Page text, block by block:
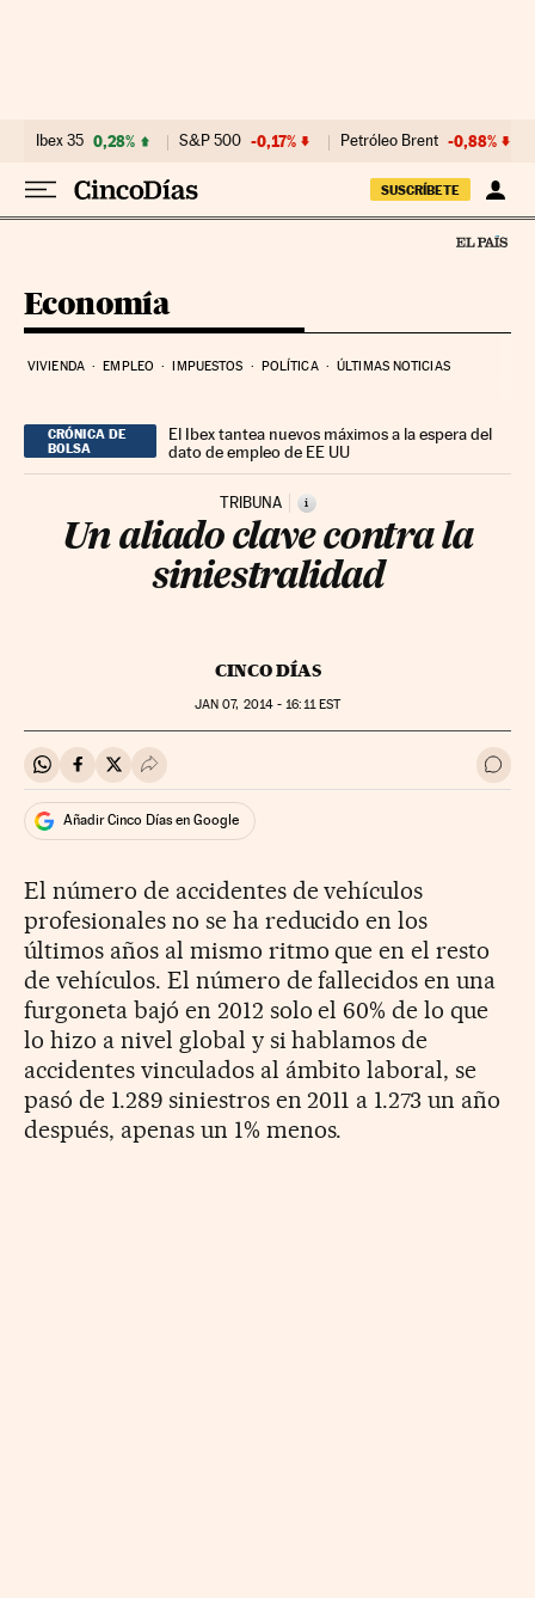
Ibex 35 0,28% S&P 500 -0,17% Petróleo Brent -0,88%
SUSCRÍBETE
Economía
VIVIENDA EMPLEO IMPUESTOS POLÍTICA ÚLTIMAS NOTICIAS
CRÓNICA DE
BOLSA
El Ibex tantea nuevos máximos a la espera del
dato de empleo de EE UU
TRIBUNA i
Un aliado clave contra la
siniestralidad
CINCO DÍAS
JAN 07, 2014 - 16:11 EST
Compartir en Whatsapp
Compartir en Facebook
Compartir en Twitter
Desplegar Redes Sociales Ir a
Añadir Cinco Días en Google
El número de accidentes de vehículos
profesionales no se ha reducido en los
últimos años al mismo ritmo que en el resto
de vehículos. El número de fallecidos en una
furgoneta bajó en 2012 solo el 60% de lo que
lo hizo a nivel global y si hablamos de
accidentes vinculados al ámbito laboral, se
pasó de 1.289 siniestros en 2011 a 1.273 un año
después, apenas un 1% menos.